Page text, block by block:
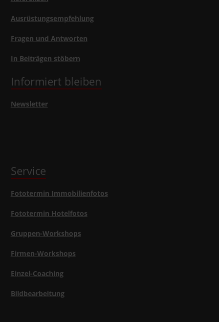
Ausrüstungsempfehlung
Fragen und Antworten
In Beiträgen stöbern
Informiert bleiben
Newsletter
Service
Fototermin Immobilienfotos
Fototermin Hotelfotos
Gruppen-Workshops
Firmen-Workshops
Einzel-Coaching
Bildbearbeitung